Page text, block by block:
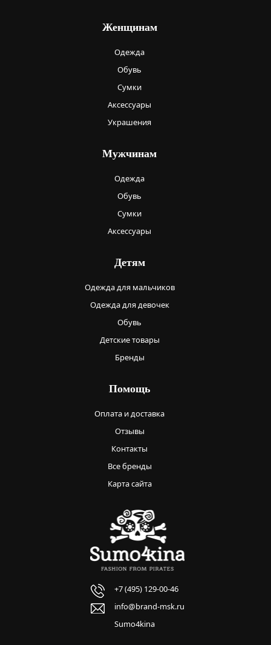
Женщинам
Одежда
Обувь
Сумки
Аксессуары
Украшения
Мужчинам
Одежда
Обувь
Сумки
Аксессуары
Детям
Одежда для мальчиков
Одежда для девочек
Обувь
Детские товары
Бренды
Помощь
Оплата и доставка
Отзывы
Контакты
Все бренды
Карта сайта
+7 (495) 129-00-46
info@brand-msk.ru
Sumo4kina